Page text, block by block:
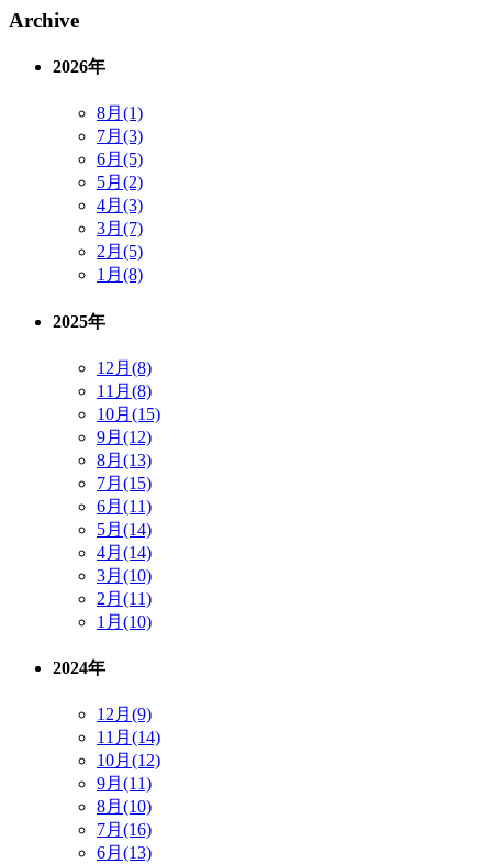
Archive
2026年
8月(1)
7月(3)
6月(5)
5月(2)
4月(3)
3月(7)
2月(5)
1月(8)
2025年
12月(8)
11月(8)
10月(15)
9月(12)
8月(13)
7月(15)
6月(11)
5月(14)
4月(14)
3月(10)
2月(11)
1月(10)
2024年
12月(9)
11月(14)
10月(12)
9月(11)
8月(10)
7月(16)
6月(13)